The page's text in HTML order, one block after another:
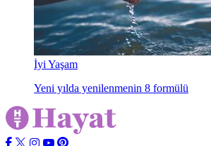
İyi Yaşam
Yeni yılda yenilenmenin 8 formülü